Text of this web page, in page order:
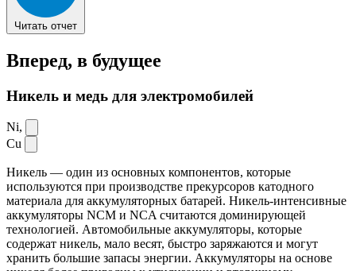
Читать отчет
Вперед, в будущее
Никель и медь для электромобилей
Ni,
Cu
Никель — один из основных компонентов, которые
используются при производстве прекурсоров катодного
материала для аккумуляторных батарей. Никель-интенсивные
аккумуляторы NCM и NCA считаются доминирующей
технологией. Автомобильные аккумуляторы, которые
содержат никель, мало весят, быстро заряжаются и могут
хранить большие запасы энергии. Аккумуляторы на основе